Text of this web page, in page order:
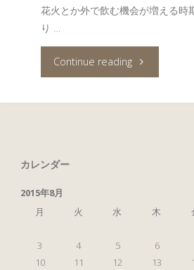
花火とか外で飲む機会が増える時
り …
Continue reading"こ
カレンダー
2015年8月
月
火 水 木
3
4 5 6
10
11 12 13